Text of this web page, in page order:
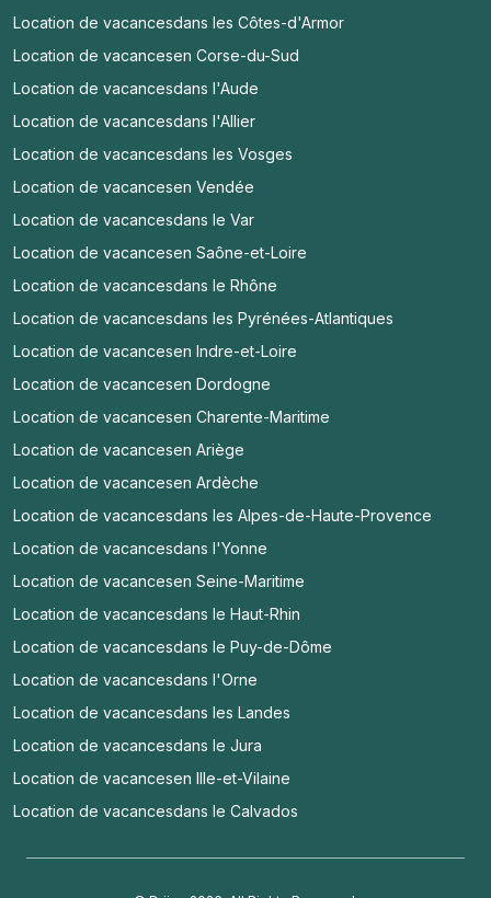
Location de vacancesdans les Côtes-d'Armor
Location de vacancesen Corse-du-Sud
Location de vacancesdans l'Aude
Location de vacancesdans l'Allier
Location de vacancesdans les Vosges
Location de vacancesen Vendée
Location de vacancesdans le Var
Location de vacancesen Saône-et-Loire
Location de vacancesdans le Rhône
Location de vacancesdans les Pyrénées-Atlantiques
Location de vacancesen Indre-et-Loire
Location de vacancesen Dordogne
Location de vacancesen Charente-Maritime
Location de vacancesen Ariège
Location de vacancesen Ardèche
Location de vacancesdans les Alpes-de-Haute-Provence
Location de vacancesdans l'Yonne
Location de vacancesen Seine-Maritime
Location de vacancesdans le Haut-Rhin
Location de vacancesdans le Puy-de-Dôme
Location de vacancesdans l'Orne
Location de vacancesdans les Landes
Location de vacancesdans le Jura
Location de vacancesen Ille-et-Vilaine
Location de vacancesdans le Calvados